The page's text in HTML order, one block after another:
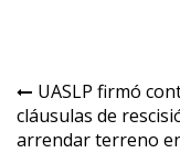
Navegación
de
UASLP firmó
cláusulas de
arrendar terreno